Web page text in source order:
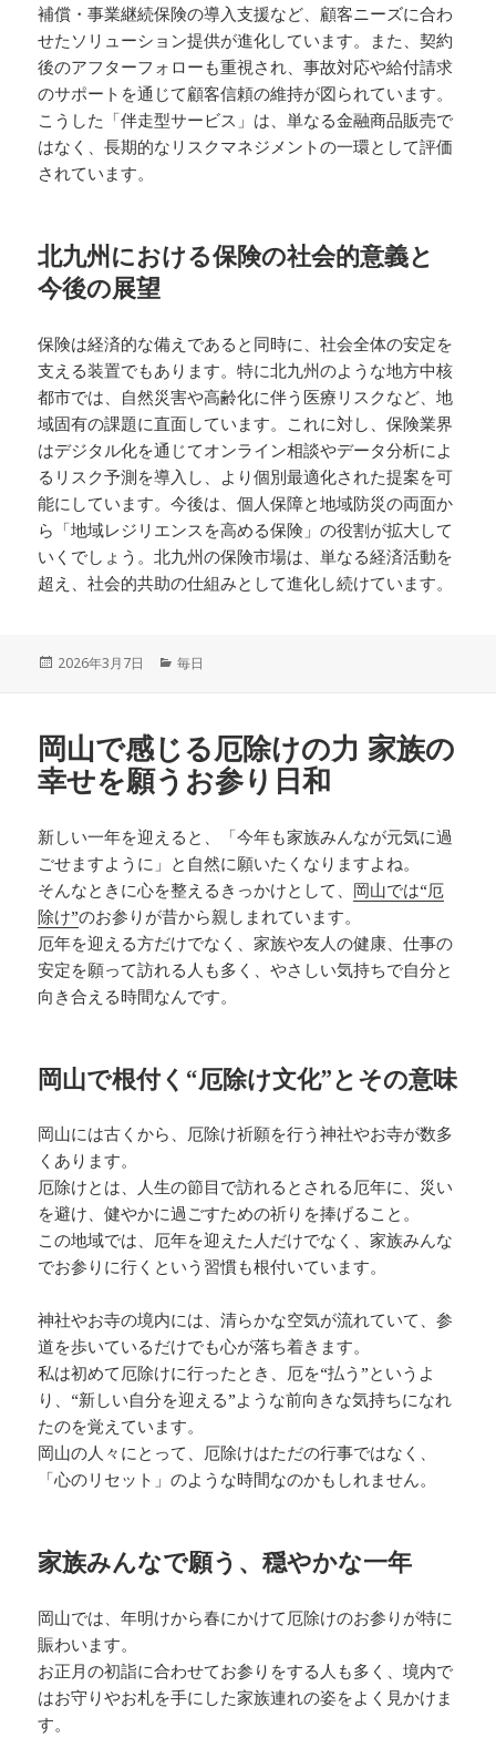
補償・事業継続保険の導入支援など、顧客ニーズに合わ
せたソリューション提供が進化しています。また、契約
後のアフターフォローも重視され、事故対応や給付請求
のサポートを通じて顧客信頼の維持が図られています。
こうした「伴走型サービス」は、単なる金融商品販売で
はなく、長期的なリスクマネジメントの一環として評価
されています。
北九州における保険の社会的意義と
今後の展望
保険は経済的な備えであると同時に、社会全体の安定を
支える装置でもあります。特に北九州のような地方中核
都市では、自然災害や高齢化に伴う医療リスクなど、地
域固有の課題に直面しています。これに対し、保険業界
はデジタル化を通じてオンライン相談やデータ分析によ
るリスク予測を導入し、より個別最適化された提案を可
能にしています。今後は、個人保障と地域防災の両面か
ら「地域レジリエンスを高める保険」の役割が拡大して
いくでしょう。北九州の保険市場は、単なる経済活動を
超え、社会的共助の仕組みとして進化し続けています。
投
2026年3月7日
カ
ー
毎日
岡山で感じる厄除けの力 家族の
幸せを願うお参り日和
新しい一年を迎えると、「今年も家族みんなが元気に過
ごせますように」と自然に願いたくなりますよね。
そんなときに心を整えるきっかけとして、 岡山では“厄
除け”のお参りが昔から親しまれています。
厄年を迎える方だけでなく、家族や友人の健康、仕事の
安定を願って訪れる人も多く、やさしい気持ちで自分と
向き合える時間なんです。
岡山で根付く“厄除け文化”とその意味
岡山には古くから、厄除け祈願を行う神社やお寺が数多
くあります。
厄除けとは、人生の節目で訪れるとされる厄年に、災い
を避け、健やかに過ごすための祈りを捧げること。
この地域では、厄年を迎えた人だけでなく、家族みんな
でお参りに行くという習慣も根付いています。
神社やお寺の境内には、清らかな空気が流れていて、参
道を歩いているだけでも心が落ち着きます。
私は初めて厄除けに行ったとき、厄を“払う”というよ
り、“新しい自分を迎える”ような前向きな気持ちになれ
たのを覚えています。
岡山の人々にとって、厄除けはただの行事ではなく、
「心のリセット」のような時間なのかもしれません。
家族みんなで願う、穏やかな一年
岡山では、年明けから春にかけて厄除けのお参りが特に
賑わいます。
お正月の初詣に合わせてお参りをする人も多く、境内で
はお守りやお札を手にした家族連れの姿をよく見かけま
す。